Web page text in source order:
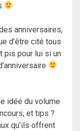
anniversaires,
d’être cité tous
pis pour lui si un
idée du volume
et tips ?
qu’ils offrent